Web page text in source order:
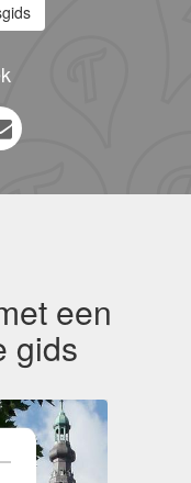
een
gids